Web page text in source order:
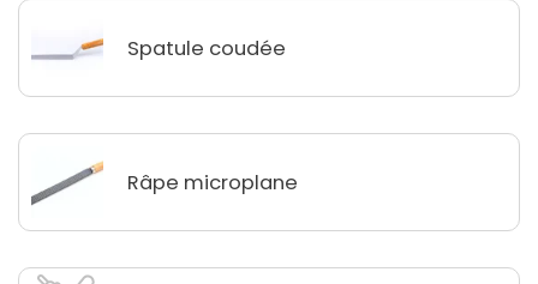
Spatule coudée
Râpe microplane